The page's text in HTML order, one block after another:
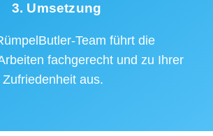
3. Umsetzung
Team führt die
fachgerecht und zu Ihrer
Zufriedenheit aus.